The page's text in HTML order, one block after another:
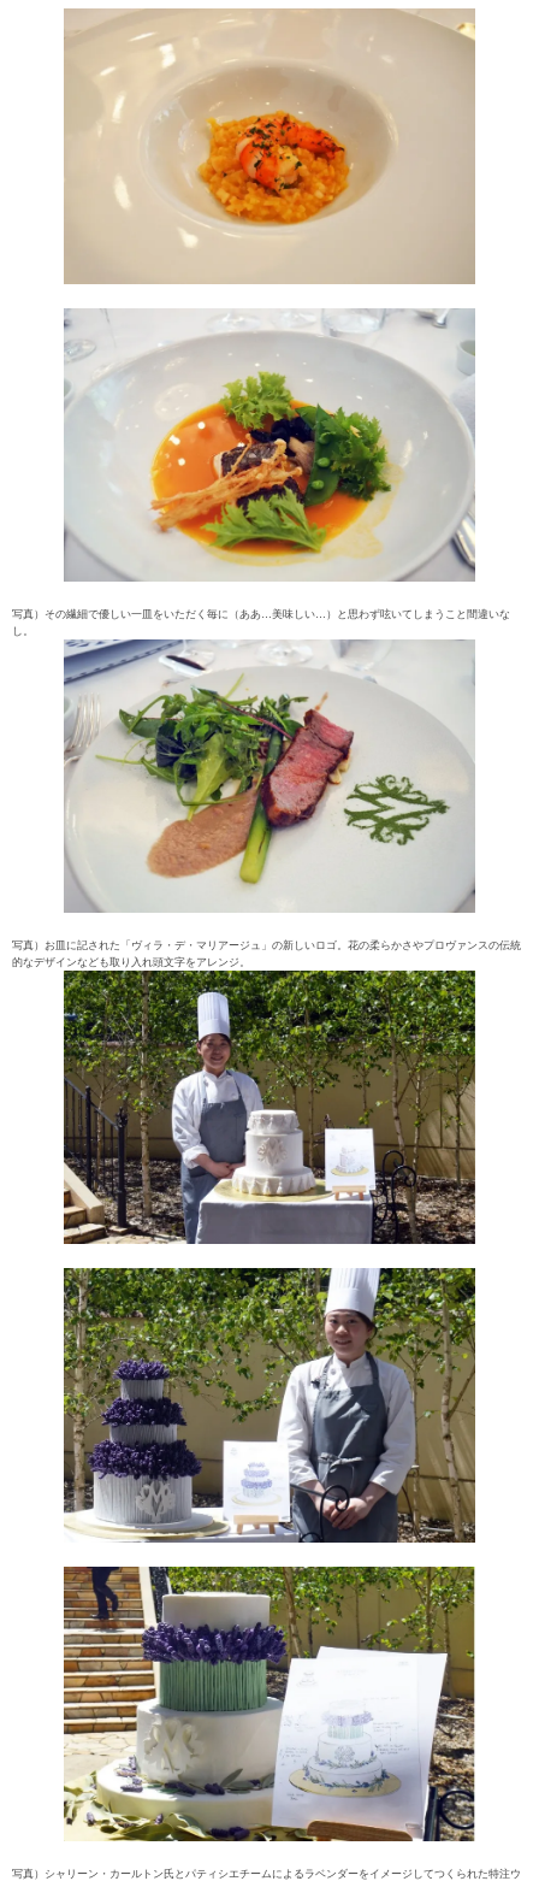
写真）その繊細で優しい一皿をいただく毎に（ああ…美味しい…）と思わず呟いてしまうこと間違いな
し。
写真）お皿に記された「ヴィラ・デ・マリアージュ」の新しいロゴ。花の柔らかさやプロヴァンスの伝統
的なデザインなども取り入れ頭文字をアレンジ。
写真）シャリーン・カールトン氏とパティシエチームによるラベンダーをイメージしてつくられた特注ウ